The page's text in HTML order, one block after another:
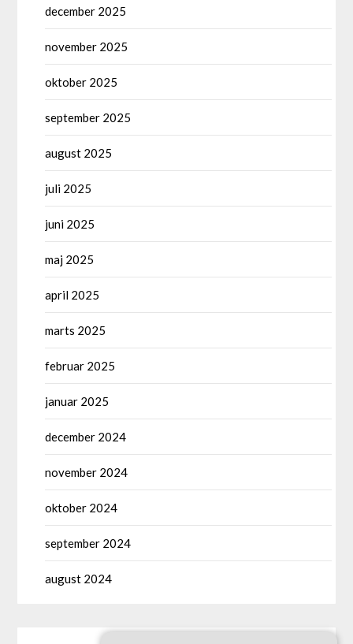
december 2025
november 2025
oktober 2025
september 2025
august 2025
juli 2025
juni 2025
maj 2025
april 2025
marts 2025
februar 2025
januar 2025
december 2024
november 2024
oktober 2024
september 2024
august 2024